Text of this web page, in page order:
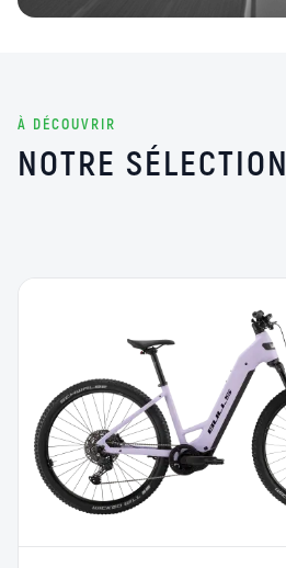
À DÉCOUVRIR
NOTRE SÉLECTION